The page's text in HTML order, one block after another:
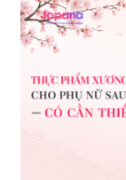
Viên uống hỗ trợ
Sleepy Nhật Bản 80